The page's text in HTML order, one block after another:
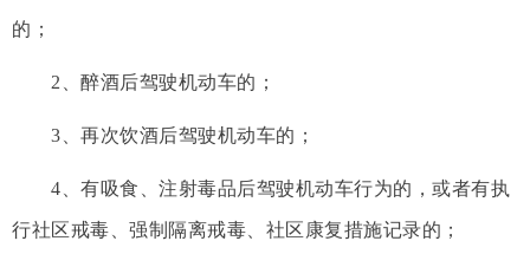
的；
2、醉酒后驾驶机动车的；
3、再次饮酒后驾驶机动车的；
4、有吸食、注射毒品后驾驶机动车行为的，或者有执
行社区戒毒、强制隔离戒毒、社区康复措施记录的；